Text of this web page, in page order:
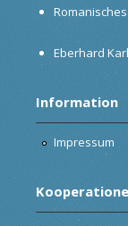
Eberhard
Information
Impressum